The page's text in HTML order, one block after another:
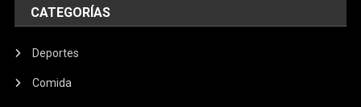
CATEGORÍAS
Deportes
Comida